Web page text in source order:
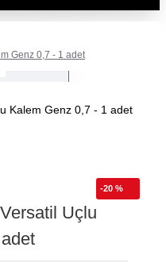
Genz 0,7 - 1 adet
-20 %
Uçlu